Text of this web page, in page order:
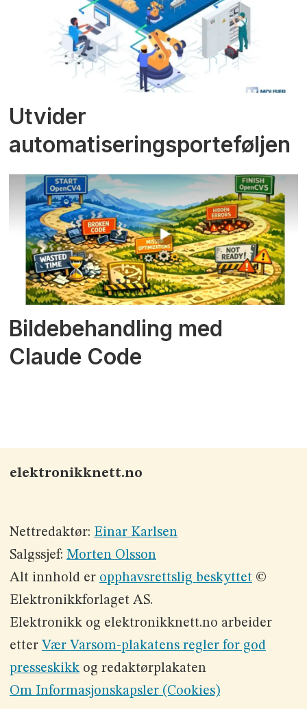
Utvider
automatiseringsporteføljen
Bildebehandling med
Claude Code
elektronikknett.no
Nettredaktør: Einar Karlsen
Salgssjef: Morten Olsson
Alt innhold er opphavsrettslig beskyttet©
Elektronikkforlaget AS.
Elektronikk og elektronikknett.no arbeider
etter Vær Varsom-plakatens regler for god
presseskikkog redaktørplakaten
Om Informasjonskapsler (Cookies)